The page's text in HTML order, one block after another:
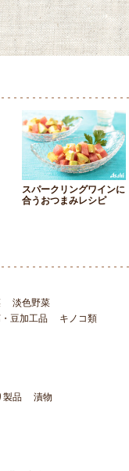
スパークリングワインに
合うおつまみレシピ
淡色野菜
豆加工品
キノコ類
製品 漬物